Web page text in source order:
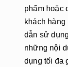
phẩm hoặc
khách
dẫn sử dụng
những nội
dụng tối đa